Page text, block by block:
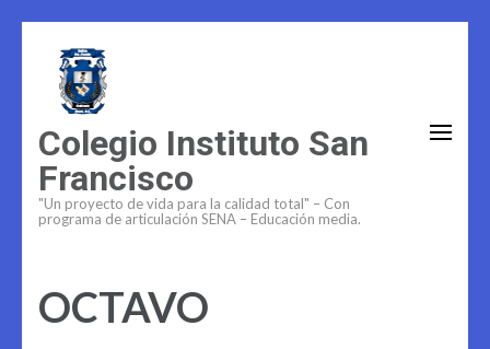
contenido
tecla
Intro)
Colegio Instituto San
Francisco
"Un proyecto de vida para la calidad total" – Con
programa de articulación SENA – Educación media.
OCTAVO